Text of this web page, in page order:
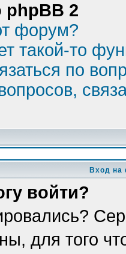
2
форум?
такой-то
по
Вход на
войти?
для того